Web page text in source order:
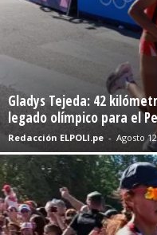
Gladys Tejeda: 42
legado olímpico para el
Redacción ELPOLI.pe - Agosto